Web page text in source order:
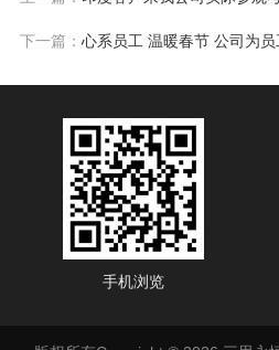
下一篇： 心系员工 温暖春节 公司为员
手机浏览